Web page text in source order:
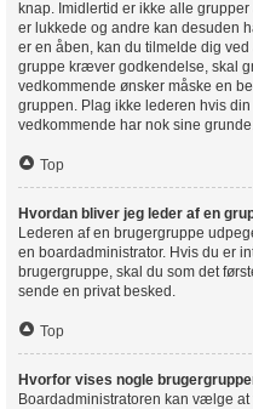
knap. Imidlertid er ikke alle
er lukkede og andre kan desuden
er en åben, kan du tilmelde dig
gruppe kræver godkendelse, skal
vedkommende ønsker måske en
gruppen. Plag ikke lederen hvis
vedkommende har nok sine
Top
Hvordan bliver jeg leder af en
Lederen af en brugergruppe
en boardadministrator. Hvis du er
brugergruppe, skal du som det
sende en privat besked.
Top
Hvorfor vises nogle
Boardadministratoren kan vælge at